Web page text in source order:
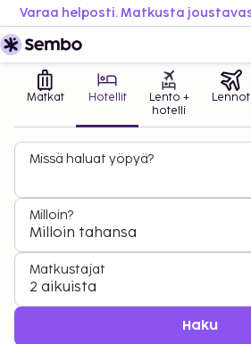
Matkat Hotellit
Lento +
hotelli
Lennot
Missä haluat yöpyä?
Milloin?
Milloin tahansa
Matkustajat
2 aikuista
Haku